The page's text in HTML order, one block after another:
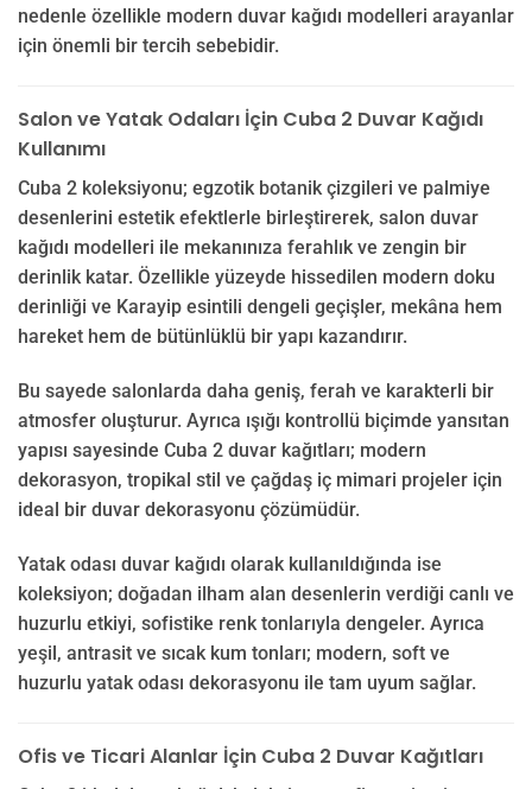
nedenle özellikle modern duvar kağıdı modelleri arayanlar
için önemli bir tercih sebebidir.
Salon ve Yatak Odaları İçin Cuba 2 Duvar Kağıdı
Kullanımı
Cuba 2 koleksiyonu; egzotik botanik çizgileri ve palmiye
desenlerini estetik efektlerle birleştirerek, salon duvar
kağıdı modelleri ile mekanınıza ferahlık ve zengin bir
derinlik katar. Özellikle yüzeyde hissedilen modern doku
derinliği ve Karayip esintili dengeli geçişler, mekâna hem
hareket hem de bütünlüklü bir yapı kazandırır.
Bu sayede salonlarda daha geniş, ferah ve karakterli bir
atmosfer oluşturur. Ayrıca ışığı kontrollü biçimde yansıtan
yapısı sayesinde Cuba 2 duvar kağıtları; modern
dekorasyon, tropikal stil ve çağdaş iç mimari projeler için
ideal bir duvar dekorasyonu çözümüdür.
Yatak odası duvar kağıdı olarak kullanıldığında ise
koleksiyon; doğadan ilham alan desenlerin verdiği canlı ve
huzurlu etkiyi, sofistike renk tonlarıyla dengeler. Ayrıca
yeşil, antrasit ve sıcak kum tonları; modern, soft ve
huzurlu yatak odası dekorasyonu ile tam uyum sağlar.
Ofis ve Ticari Alanlar İçin Cuba 2 Duvar Kağıtları